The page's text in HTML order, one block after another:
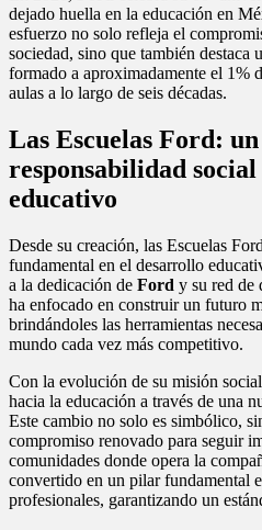
dejado huella en la educación en
esfuerzo no solo refleja el
sociedad, sino que también destaca
formado a aproximadamente el 1%
aulas a lo largo de seis décadas.
Las Escuelas Ford:
responsabilidad
educativo
Desde su creación, las Escuelas
fundamental en el desarrollo
a la dedicación de Ford y su red de
ha enfocado en construir un futuro
brindándoles las herramientas
mundo cada vez más competitivo.
Con la evolución de su misión
hacia la educación a través de una
Este cambio no solo es simbólico,
compromiso renovado para seguir
comunidades donde opera la
convertido en un pilar fundamental
profesionales, garantizando un